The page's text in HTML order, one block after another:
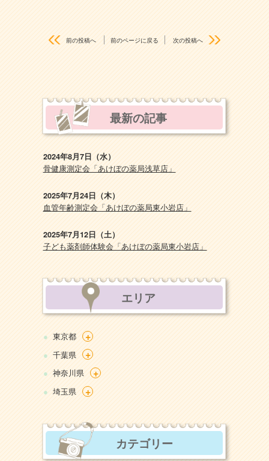
前の投稿へ 前のページに戻る 次の投稿へ
最新の記事
2024年8月7日（水）
骨健康測定会「あけぼの薬局浅草店」
2025年7月24日（木）
血管年齢測定会「あけぼの薬局東小岩店」
2025年7月12日（土）
子ども薬剤師体験会「あけぼの薬局東小岩店」
エリア
東京都 +
千葉県 +
神奈川県 +
埼玉県 +
カテゴリー